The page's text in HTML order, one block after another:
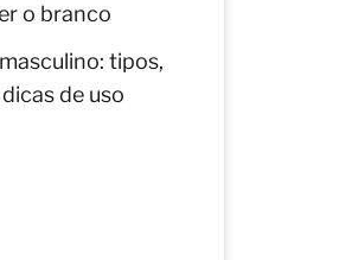
o branco
tipos,
de uso